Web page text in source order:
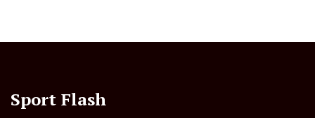
Sport Flash